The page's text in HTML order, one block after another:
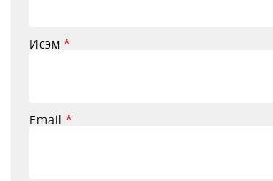
Исэм *
Email *